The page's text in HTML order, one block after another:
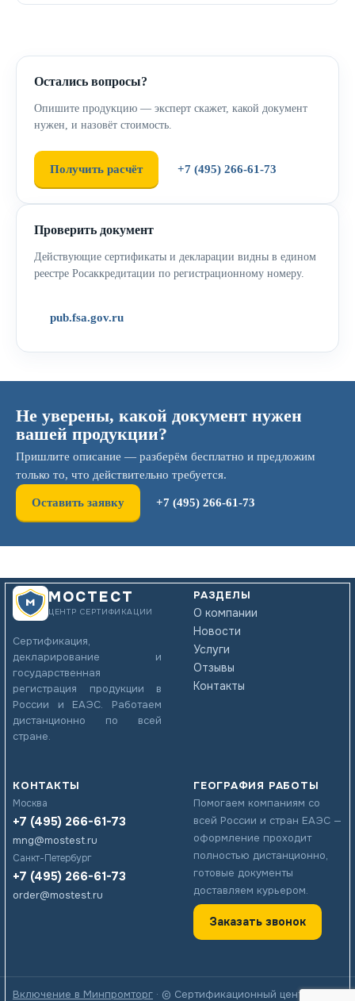
Остались вопросы?
Опишите продукцию — эксперт скажет, какой документ
нужен, и назовёт стоимость.
Получить расчёт +7 (495) 266-61-73
Проверить документ
Действующие сертификаты и декларации видны в едином
реестре Росаккредитации по регистрационному номеру.
pub.fsa.gov.ru
Не уверены, какой документ нужен
вашей продукции?
Пришлите описание — разберём бесплатно и предложим
только то, что действительно требуется.
Оставить заявку +7 (495) 266-61-73
МОСТЕСТ
ЦЕНТР СЕРТИФИКАЦИИ
Сертификация,
декларирование и
государственная
регистрация продукции в
России и ЕАЭС. Работаем
дистанционно по всей
стране.
РАЗДЕЛЫ
О компании
Новости
Услуги
Отзывы
Контакты
КОНТАКТЫ
Москва
+7 (495) 266-61-73
mng@mostest.ru
Санкт-Петербург
+7 (495) 266-61-73
order@mostest.ru
ГЕОГРАФИЯ РАБОТЫ
Помогаем компаниям со
всей России и стран ЕАЭС —
оформление проходит
полностью дистанционно,
готовые документы
доставляем курьером.
Заказать звонок
Включение в Минпромторг · © Сертификационный центр